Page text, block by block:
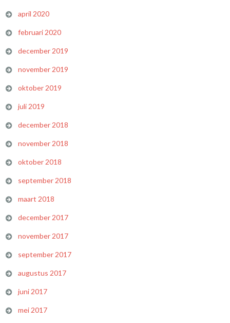
april 2020
februari 2020
december 2019
november 2019
oktober 2019
juli 2019
december 2018
november 2018
oktober 2018
september 2018
maart 2018
december 2017
november 2017
september 2017
augustus 2017
juni 2017
mei 2017